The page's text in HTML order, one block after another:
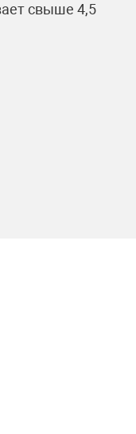
свыше 4,5